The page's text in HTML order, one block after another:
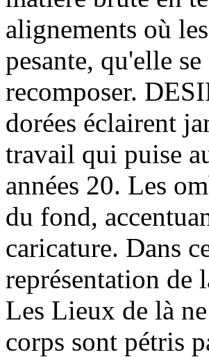
alignements où
pesante, qu'elle
recomposer.
dorées éclairent
travail qui puise
années 20. Les
du fond,
caricature. Dans
représentation de
Les Lieux de là
corps sont pétris